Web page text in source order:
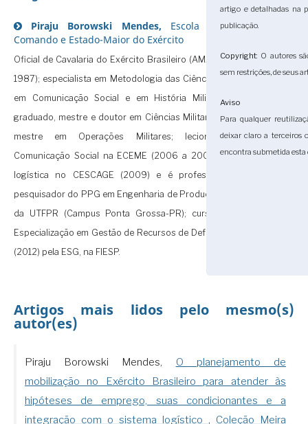
Piraju Borowski Mendes, Escola de
Comando e Estado-Maior do Exército
Oficial de Cavalaria do Exército Brasileiro (AMAN,
1987); especialista em Metodologia das Ciências,
em Comunicação Social e em História Militar;
graduado, mestre e doutor em Ciências Militares;
mestre em Operações Militares; lecionou
Comunicação Social na ECEME (2006 a 2008),
logística no CESCAGE (2009) e é professor
pesquisador do PPG em Engenharia de Produção
da UTFPR (Campus Ponta Grossa-PR); cursou
Especialização em Gestão de Recursos de Defesa
(2012) pela ESG, na FIESP.
artigo e detalhadas na
publicação.
Copyright: O autores
sem restrições, de seus
Aviso
Para qualquer
deixar claro a terceiros
encontra submetida esta
Artigos mais lidos pelo mesmo(s)
autor(es)
Piraju Borowski Mendes, O planejamento de
mobilização no Exército Brasileiro para atender às
hipóteses de emprego, suas condicionantes e a
integração com o sistema logístico , Coleção Meira